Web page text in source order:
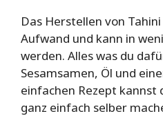
Das Herstellen von
Aufwand und kann in
werden. Alles was du
Sesamsamen, Öl und
einfachen Rezept kannst
ganz einfach selber